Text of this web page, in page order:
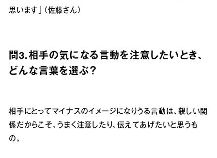
思います」（佐藤さん）
問3.相手の気になる言動を注意したいとき、
どんな言葉を選ぶ？
相手にとってマイナスのイメージになりうる言動は、親しい関
係だからこそ、うまく注意したり、伝えてあげたいと思うも
の。